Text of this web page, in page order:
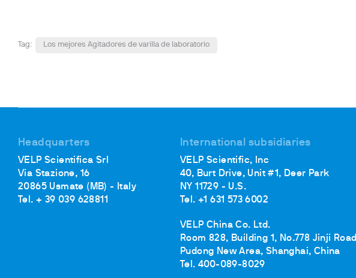
Tag: Los mejores Agitadores de varilla de laboratorio
Headquarters
VELP Scientifica Srl
Via Stazione, 16
20865 Usmate (MB) - Italy
Tel. + 39 039 628811
International subsidiaries
VELP Scientific, Inc
40, Burt Drive, Unit #1, Deer Park
NY 11729 - U.S.
Tel. +1 631 573 6002
VELP China Co. Ltd.
Room 828, Building 1, No.778 Jinji Road
Pudong New Area, Shanghai, China
Tel. 400-089-8029